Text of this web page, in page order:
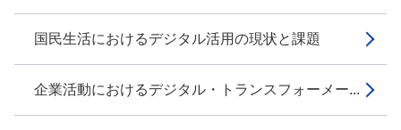
国民生活におけるデジタル活用の現状と課題
企業活動におけるデジタル・トランスフォーメー...